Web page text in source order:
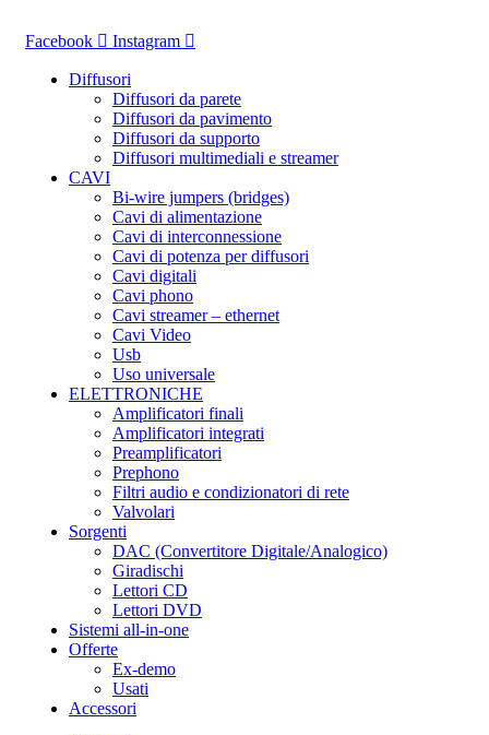
Facebook Instagram
Diffusori
Diffusori da parete
Diffusori da pavimento
Diffusori da supporto
Diffusori multimediali e streamer
CAVI
Bi-wire jumpers (bridges)
Cavi di alimentazione
Cavi di interconnessione
Cavi di potenza per diffusori
Cavi digitali
Cavi phono
Cavi streamer – ethernet
Cavi Video
Usb
Uso universale
ELETTRONICHE
Amplificatori finali
Amplificatori integrati
Preamplificatori
Prephono
Filtri audio e condizionatori di rete
Valvolari
Sorgenti
DAC (Convertitore Digitale/Analogico)
Giradischi
Lettori CD
Lettori DVD
Sistemi all-in-one
Offerte
Ex-demo
Usati
Accessori